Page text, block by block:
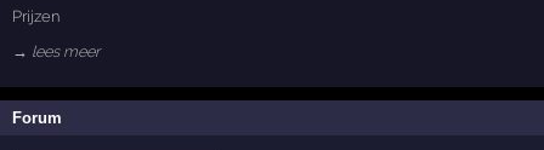
Prijzen
→ lees meer
Forum